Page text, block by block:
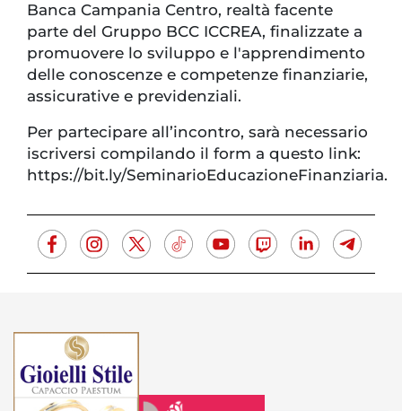
Banca Campania Centro, realtà facente
parte del Gruppo BCC ICCREA, finalizzate a
promuovere lo sviluppo e l'apprendimento
delle conoscenze e competenze finanziarie,
assicurative e previdenziali.
Per partecipare all’incontro, sarà necessario
iscriversi compilando il form a questo link:
https://bit.ly/SeminarioEducazioneFinanziaria.